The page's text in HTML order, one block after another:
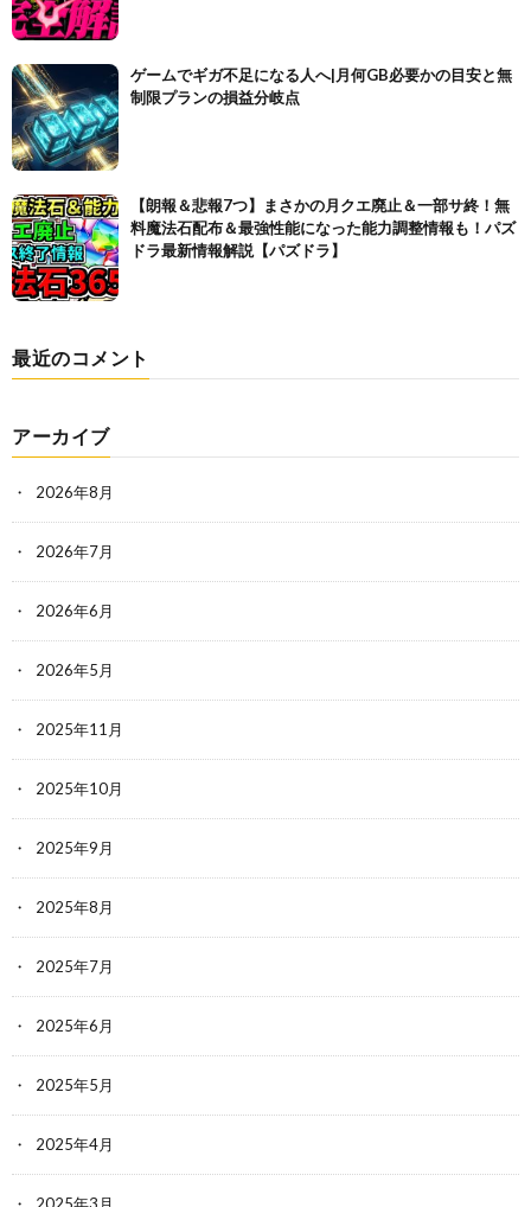
ゲームでギガ不足になる人へ|月何GB必要かの目安と無
制限プランの損益分岐点
【朗報＆悲報7つ】まさかの月クエ廃止＆一部サ終！無
料魔法石配布＆最強性能になった能力調整情報も！パズ
ドラ最新情報解説【パズドラ】
最近のコメント
アーカイブ
2026年8月
2026年7月
2026年6月
2026年5月
2025年11月
2025年10月
2025年9月
2025年8月
2025年7月
2025年6月
2025年5月
2025年4月